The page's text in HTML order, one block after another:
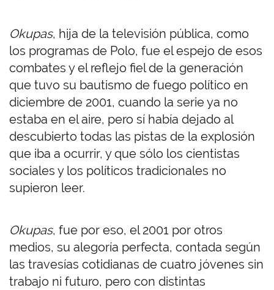
Okupas, hija de la televisión pública, como
los programas de Polo, fue el espejo de esos
combates y el reflejo fiel de la generación
que tuvo su bautismo de fuego político en
diciembre de 2001, cuando la serie ya no
estaba en el aire, pero sí había dejado al
descubierto todas las pistas de la explosión
que iba a ocurrir, y que sólo los cientistas
sociales y los políticos tradicionales no
supieron leer.
Okupas, fue por eso, el 2001 por otros
medios, su alegoría perfecta, contada según
las travesías cotidianas de cuatro jóvenes sin
trabajo ni futuro, pero con distintas